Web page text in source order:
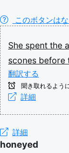
このボタンは
She spent the
scones before
翻訳する
聞き取れるよう
詳細
詳細
honeyed